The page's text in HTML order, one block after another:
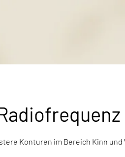
Konturen im Bereich Kinn und